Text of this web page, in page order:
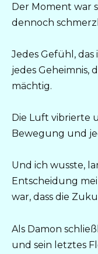
Der Moment war
dennoch
Jedes Gefühl,
jedes Geheimnis,
mächtig.
Die Luft vibrierte
Bewegung und
Und ich wusste,
Entscheidung
war, dass die
Als Damon
und sein letztes